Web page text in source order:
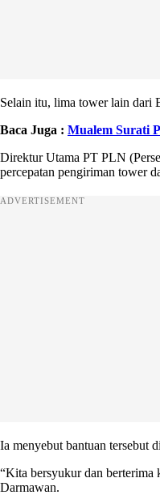
Selain itu, lima tower lain dari
Baca Juga : Mualem Surati
Direktur Utama PT PLN
percepatan pengiriman tower
ADVERTISEMENT
Ia menyebut bantuan tersebut
“Kita bersyukur dan berterima
Darmawan.